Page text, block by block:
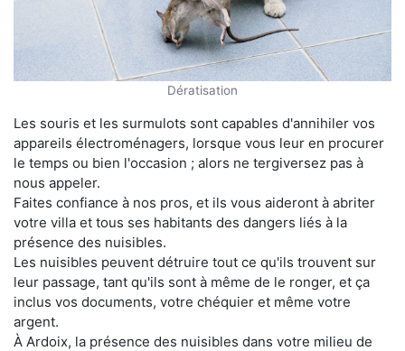
Dératisation
Les souris et les surmulots sont capables d'annihiler vos
appareils électroménagers, lorsque vous leur en procurer
le temps ou bien l'occasion ; alors ne tergiversez pas à
nous appeler.
Faites confiance à nos pros, et ils vous aideront à abriter
votre villa et tous ses habitants des dangers liés à la
présence des nuisibles.
Les nuisibles peuvent détruire tout ce qu'ils trouvent sur
leur passage, tant qu'ils sont à même de le ronger, et ça
inclus vos documents, votre chéquier et même votre
argent.
À Ardoix, la présence des nuisibles dans votre milieu de